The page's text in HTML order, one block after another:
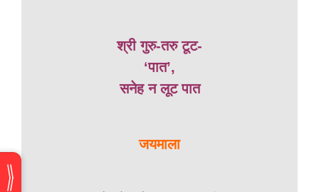
श्री गुरु-तरु टूट-
‘पात’,
सनेह न लूट पात
जयमाला